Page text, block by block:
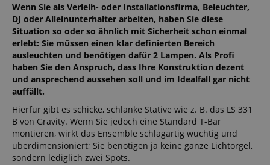
Wenn Sie als Verleih- oder Installationsfirma, Beleuchter,
DJ oder Alleinunterhalter arbeiten, haben Sie diese
Situation so oder so ähnlich mit Sicherheit schon einmal
erlebt: Sie müssen einen klar definierten Bereich
ausleuchten und benötigen dafür 2 Lampen. Als Profi
haben Sie den Anspruch, dass Ihre Konstruktion dezent
und ansprechend aussehen soll und im Idealfall gar nicht
auffällt.
Hierfür gibt es schicke, schlanke Stative wie z. B. das LS 331
B von Gravity. Wenn Sie jedoch eine Standard T-Bar
montieren, wirkt das Ensemble schlagartig wuchtig und
überdimensioniert; Sie benötigen ja keine ganze Lichtorgel,
sondern lediglich zwei Spots.